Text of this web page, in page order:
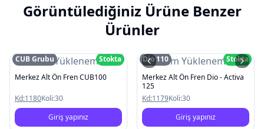
Görüntülediğiniz Ürüne Benzer
Ürünler
Resim Yüklenemedi
CUB Grubu
Stokta
Merkez Alt Ön Fren CUB100
Kd:1180Koli:30
Giriş yapınız
Resim Yüklenemedi
Dio 110
Stokta
Merkez Alt Ön Fren Dio - Activa
125
Kd:1179Koli:30
Giriş yapınız